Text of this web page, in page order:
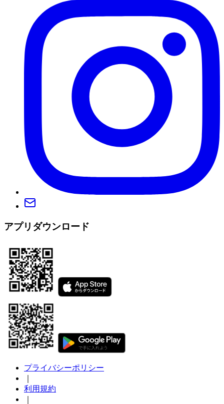
アプリダウンロード
プライバシーポリシー
利用規約